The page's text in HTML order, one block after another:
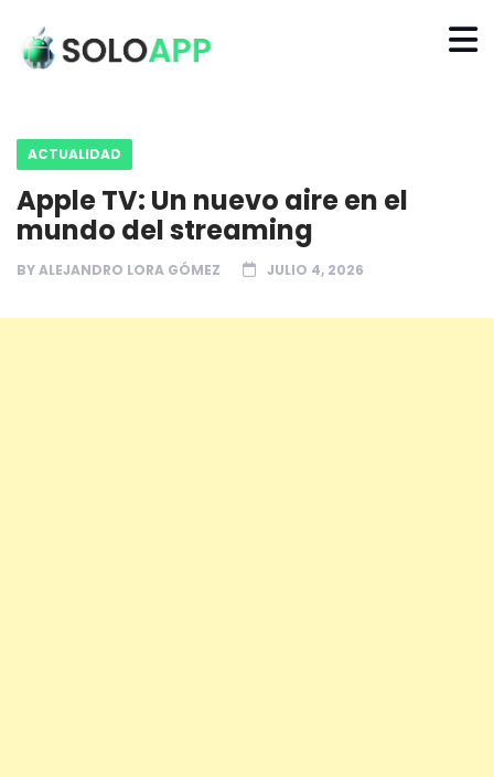
ACTUALIDAD
Apple TV: Un nuevo aire en el
mundo del streaming
BYALEJANDRO LORA GÓMEZ JULIO 4, 2026